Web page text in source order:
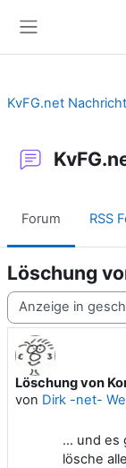
KvFG.net
Forum RSS
Löschung
Anzeigemodus
Löschung von
von Dirk -net-
Anzahl
... und es
lösche